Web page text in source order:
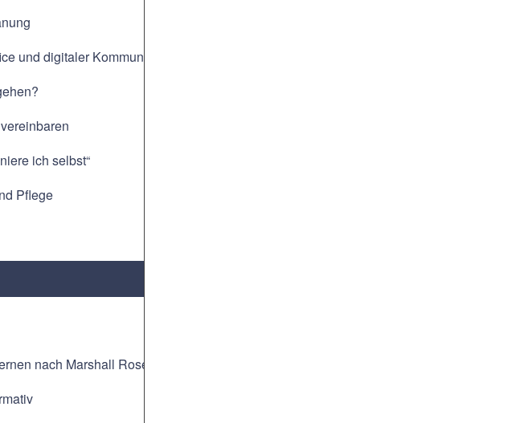
und digitaler Kommunikation zwischen Beruf und Familie
ich selbst“
Pflege
nach Marshall Rosenberg